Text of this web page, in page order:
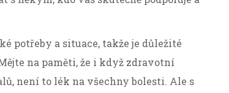
potřeby a situace, takže je důležité
na paměti, že i když zdravotní
není to lék na všechny bolesti. Ale s